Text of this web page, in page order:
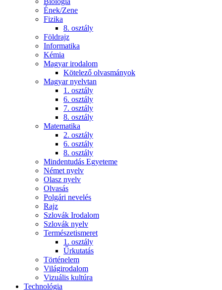
Ének/Zene
Fizika
8. osztály
Földrajz
Informatika
Kémia
Magyar irodalom
Kötelező olvasmányok
Magyar nyelvtan
1. osztály
6. osztály
7. osztály
8. osztály
Matematika
2. osztály
6. osztály
8. osztály
Mindentudás Egyeteme
Német nyelv
Olasz nyelv
Olvasás
Polgári nevelés
Rajz
Szlovák Irodalom
Szlovák nyelv
Természetismeret
1. osztály
Űrkutatás
Történelem
Világirodalom
Vizuális kultúra
Technológia